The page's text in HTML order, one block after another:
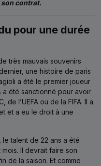
contrat.
pour une durée
très mauvais souvenirs
une histoire de paris
a été le premier joueur
a été sanctionné pour avoir
l’UEFA ou de la FIFA. Il a
et a eu le droit à une
le talent de 22 ans a été
Il devrait faire son
de la saison. Et comme